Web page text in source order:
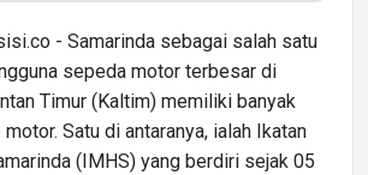
- Samarinda sebagai salah satu
sepeda motor terbesar di
Timur (Kaltim) memiliki banyak
Satu di antaranya, ialah Ikatan
(IMHS) yang berdiri sejak 05